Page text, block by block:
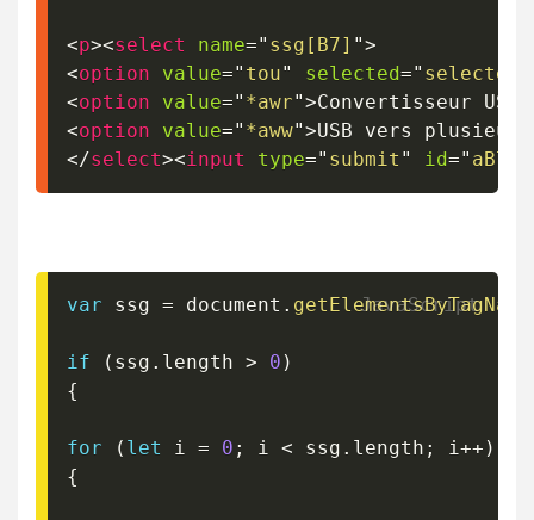
<p><select name=" ssg[B7] ">
<option value=" tou" selected=" selected
<option value=" *awr">Convertisseur
<option value=" *aww">USB vers
</select><input type=" submit " id=" aB7
var ssg = document . getElementsByTagName
if ( ssg . length > 0 )
{
for ( let i = 0 ; i < ssg . length ; i ++ )
{